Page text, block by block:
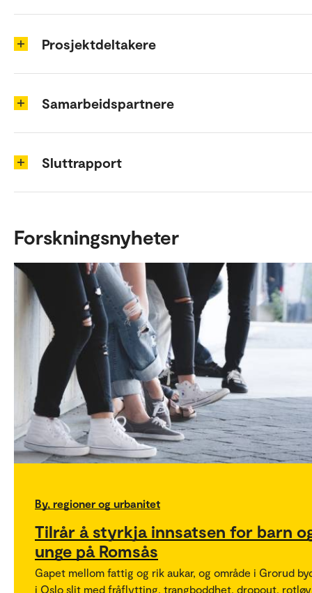
Prosjektdeltakere
Samarbeidspartnere
Sluttrapport
Forskningsnyheter
By, regioner og urbanitet
Tilrår å styrkja innsatsen for barn
unge på Romsås
Gapet mellom fattig og rik aukar, og område i Grorud
i Oslo slit med fråflytting, trangboddhet, dropout,